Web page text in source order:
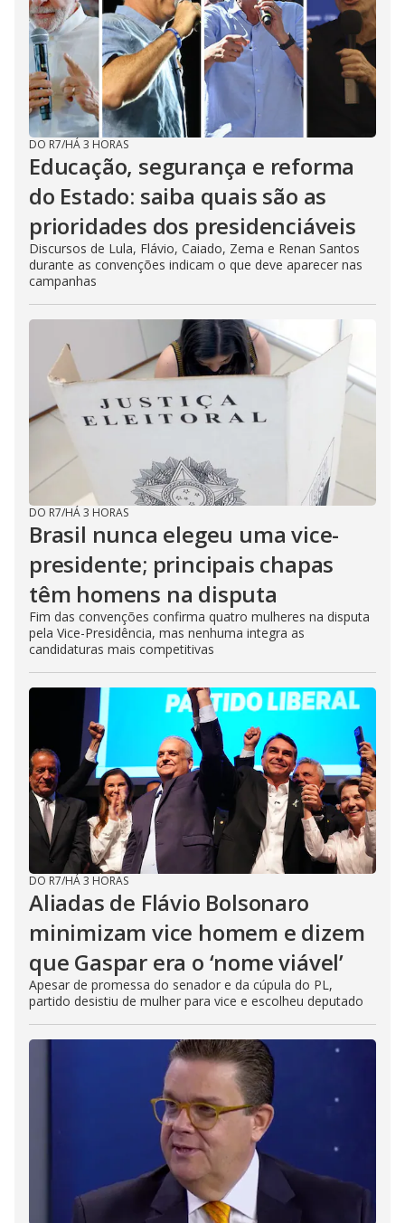
DO R7/HÁ 3 HORAS
Educação, segurança e reforma
do Estado: saiba quais são as
prioridades dos presidenciáveis
Discursos de Lula, Flávio, Caiado, Zema e Renan Santos
durante as convenções indicam o que deve aparecer nas
campanhas
DO R7/HÁ 3 HORAS
Brasil nunca elegeu uma vice-
presidente; principais chapas
têm homens na disputa
Fim das convenções confirma quatro mulheres na disputa
pela Vice-Presidência, mas nenhuma integra as
candidaturas mais competitivas
DO R7/HÁ 3 HORAS
Aliadas de Flávio Bolsonaro
minimizam vice homem e dizem
que Gaspar era o ‘nome viável’
Apesar de promessa do senador e da cúpula do PL,
partido desistiu de mulher para vice e escolheu deputado